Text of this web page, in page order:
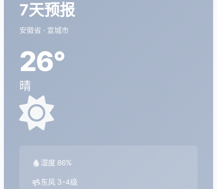
7天预报
安徽省 · 宣城市
26°
晴
湿度 86%
东风 3-4级